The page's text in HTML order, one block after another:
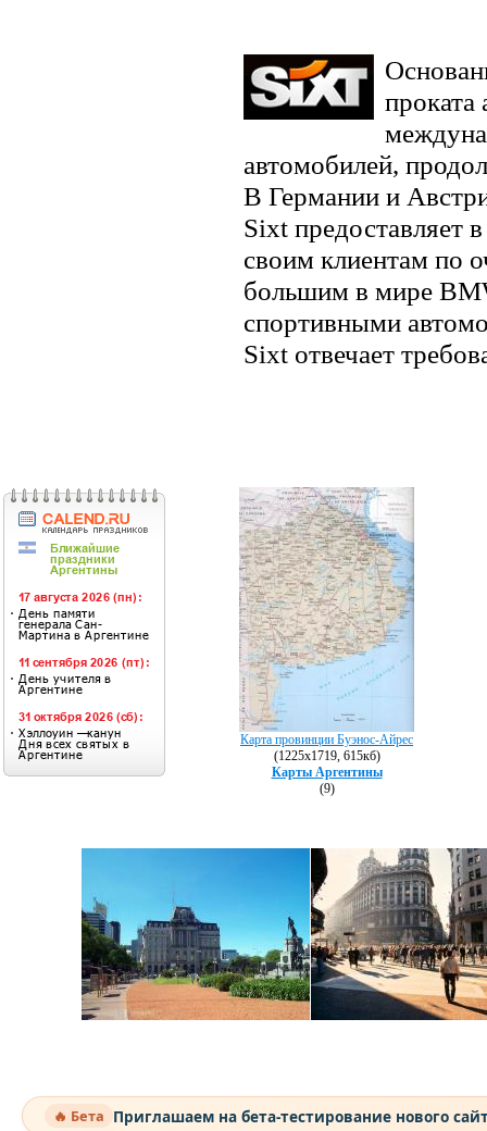
проката
автомобилей,
В Германии и
Sixt предоставляет
своим клиентам по
большим в мире
спортивными
Sixt отвечает
Карта провинции Буэнос-Айрес
(1225х1719, 615кб)
Карты Аргентины
(9)
🔥 Бета Приглашаем на бета-тестирование нового